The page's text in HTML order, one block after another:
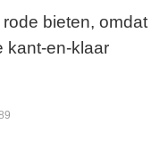
bieten, omdat
kant-en-klaar